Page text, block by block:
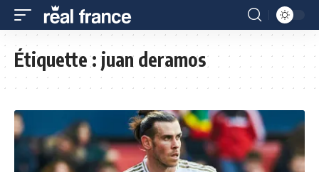
Étiquette :juan deramos